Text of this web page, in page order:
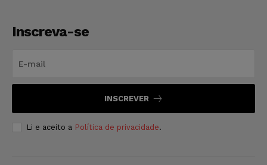
Inscreva-se
INSCREVER
Li e aceito a Política de privacidade.